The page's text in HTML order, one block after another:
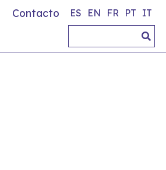
Contacto ES EN FR PT IT